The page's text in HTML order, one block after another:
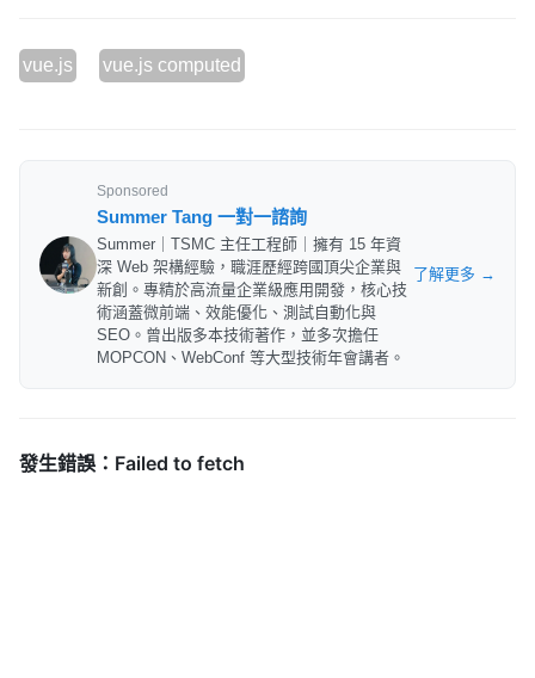
vue.js vue.js computed
Sponsored
Summer Tang 一對一諮詢
Summer｜TSMC 主任工程師｜擁有 15 年資
深 Web 架構經驗，職涯歷經跨國頂尖企業與
新創。專精於高流量企業級應用開發，核心技
術涵蓋微前端、效能優化、測試自動化與
SEO。曾出版多本技術著作，並多次擔任
MOPCON、WebConf 等大型技術年會講者。
了解更多 →